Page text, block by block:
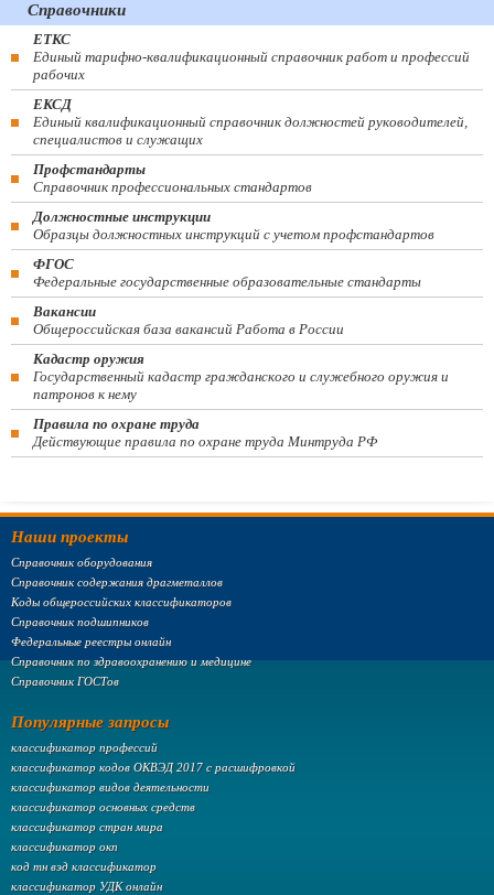
Справочники
ЕТКС
Единый тарифно-квалификационный справочник работ и профессий
рабочих
ЕКСД
Единый квалификационный справочник должностей руководителей,
специалистов и служащих
Профстандарты
Справочник профессиональных стандартов
Должностные инструкции
Образцы должностных инструкций с учетом профстандартов
ФГОС
Федеральные государственные образовательные стандарты
Вакансии
Общероссийская база вакансий Работа в России
Кадастр оружия
Государственный кадастр гражданского и служебного оружия и
патронов к нему
Правила по охране труда
Действующие правила по охране труда Минтруда РФ
Наши проекты
Справочник оборудования
Справочник содержания драгметаллов
Коды общероссийских классификаторов
Справочник подшипников
Федеральные реестры онлайн
Справочник по здравоохранению и медицине
Справочник ГОСТов
Популярные запросы
классификатор профессий
классификатор кодов ОКВЭД 2017 с расшифровкой
классификатор видов деятельности
классификатор основных средств
классификатор стран мира
классификатор окп
код тн вэд классификатор
классификатор УДК онлайн